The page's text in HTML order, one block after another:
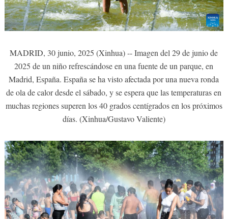
MADRID, 30 junio, 2025 (Xinhua) -- Imagen del 29 de junio de
2025 de un niño refrescándose en una fuente de un parque, en
Madrid, España. España se ha visto afectada por una nueva ronda
de ola de calor desde el sábado, y se espera que las temperaturas en
muchas regiones superen los 40 grados centígrados en los próximos
días. (Xinhua/Gustavo Valiente)